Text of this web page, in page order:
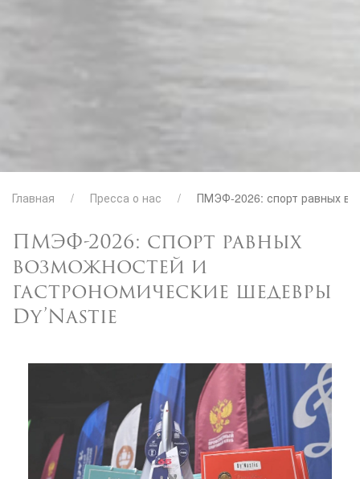
Главная Пресса о нас ПМЭФ-2026: спорт равных
ПМЭФ-2026: спорт равных
возможностей и
гастрономические шедевры
Dy’Nastie